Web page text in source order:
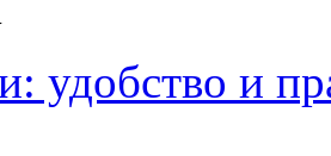
удобство и